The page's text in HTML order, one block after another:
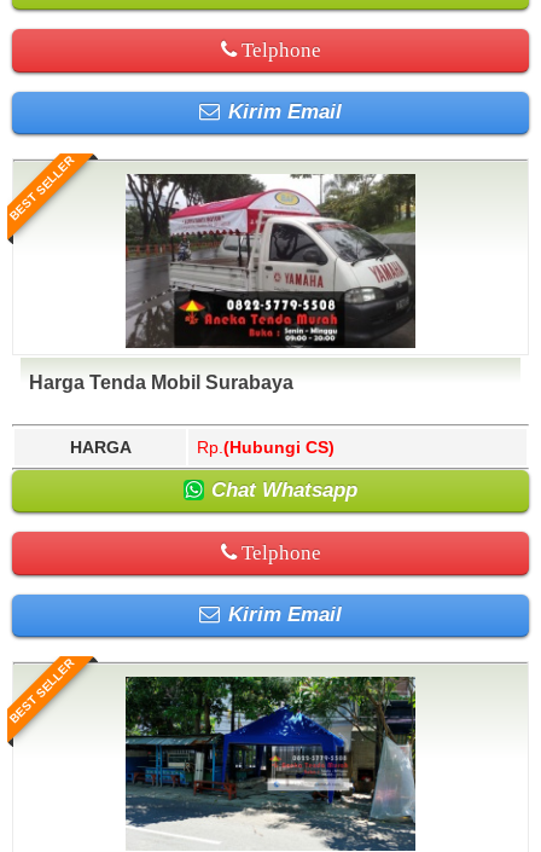
Telphone
Kirim Email
BEST SELLER
Harga Tenda Mobil Surabaya
HARGA Rp. (Hubungi CS)
Chat Whatsapp
Telphone
Kirim Email
BEST SELLER